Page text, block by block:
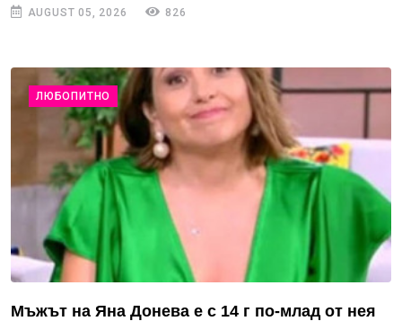
AUGUST 05, 2026 826
ЛЮБОПИТНО
Мъжът на Яна Донева е с 14 г по-млад от нея